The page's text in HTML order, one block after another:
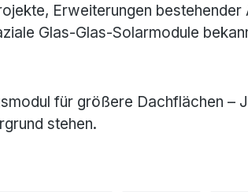
Erweiterungen bestehender
Glas-Glas-Solarmodule
für größere Dachflächen –
stehen.